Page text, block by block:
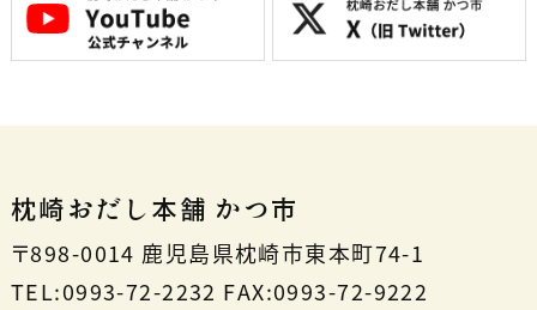
枕崎おだし本舗 かつ市
〒898-0014 鹿児島県枕崎市東本町74-1
TEL:0993-72-2232 FAX:0993-72-9222